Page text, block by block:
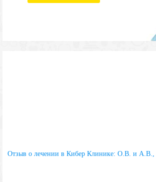
Отзыв о лечении в Кибер Клинике: О.В. и А.В.,